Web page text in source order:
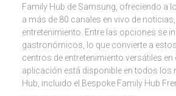
Family Hub de Samsung, ofreciendo a
a más de 80 canales en vivo de
entretenimiento. Entre las opciones se
gastronómicos, lo que convierte a
centros de entretenimiento versátiles en
aplicación está disponible en todos los
Hub, incluido el Bespoke Family Hub